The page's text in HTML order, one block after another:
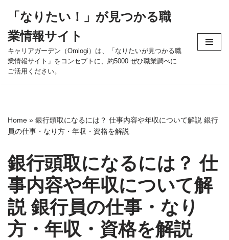
ン
テ
ン
ツ
ッ
プ
「なりたい！」が見つかる職
業情報サイト
キャリアガーデン（Omlogi）は、「なりたいが見つかる職
業情報サイト」をコンセプトに、約5000 ぜひ職業調べに
ご活用ください。
Home » 銀行頭取になるには？ 仕事内容や年収について解説 銀行
員の仕事・なり方・年収・資格を解説
銀行頭取になるには？ 仕
事内容や年収について解
説 銀行員の仕事・なり
方・年収・資格を解説